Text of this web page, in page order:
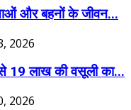
और बहनों के जीवन...
2026
19 लाख की वसूली का...
2026